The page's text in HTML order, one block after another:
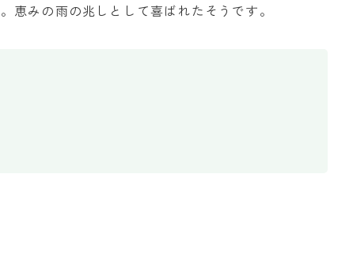
恵みの雨の兆しとして喜ばれたそうです。